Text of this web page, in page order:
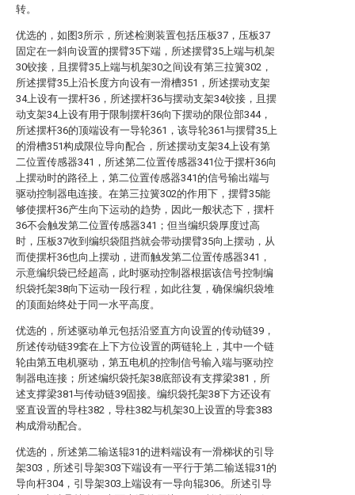
转。
优选的，如图3所示，所述检测装置包括压板37，压板37
固定在一斜向设置的摆臂35下端，所述摆臂35上端与机架
30铰接，且摆臂35上端与机架30之间设有第三拉簧302，
所述摆臂35上沿长度方向设有一滑槽351，所述摆动支架
34上设有一摆杆36，所述摆杆36与摆动支架34铰接，且摆
动支架34上设有用于限制摆杆36向下摆动的限位部344，
所述摆杆36的顶端设有一导轮361，该导轮361与摆臂35上
的滑槽351构成限位导向配合，所述摆动支架34上设有第
二位置传感器341，所述第二位置传感器341位于摆杆36向
上摆动时的路径上，第二位置传感器341的信号输出端与
驱动控制器电连接。在第三拉簧302的作用下，摆臂35能
够使摆杆36产生向下运动的趋势，因此一般状态下，摆杆
36不会触发第二位置传感器341；但当编织袋厚度过高
时，压板37收到编织袋阻挡就会带动摆臂35向上摆动，从
而使摆杆36也向上摆动，进而触发第二位置传感器341，
示意编织袋已经超高，此时驱动控制器根据该信号控制编
织袋托架38向下运动一段行程，如此往复，确保编织袋堆
的顶面始终处于同一水平高度。
优选的，所述驱动单元包括沿竖直方向设置的传动链39，
所述传动链39套在上下方位设置的两链轮上，其中一个链
轮由第五电机驱动，第五电机的控制信号输入端与驱动控
制器电连接；所述编织袋托架38底部设有支撑梁381，所
述支撑梁381与传动链39固接。编织袋托架38下方还设有
竖直设置的导柱382，导柱382与机架30上设置的导套383
构成滑动配合。
优选的，所述第二输送辊31的进料端设有一滑梯状的引导
架303，所述引导架303下端设有一平行于第二输送辊31的
导向杆304，引导架303上端设有一导向辊306。所述引导